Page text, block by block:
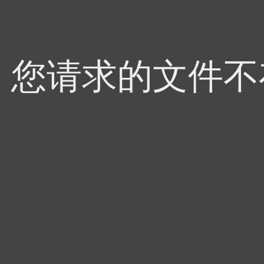
您请求的文件